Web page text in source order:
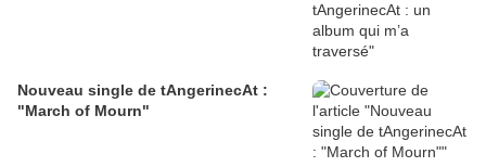
Nouveau single de tAngerinecAt :
"March of Mourn"